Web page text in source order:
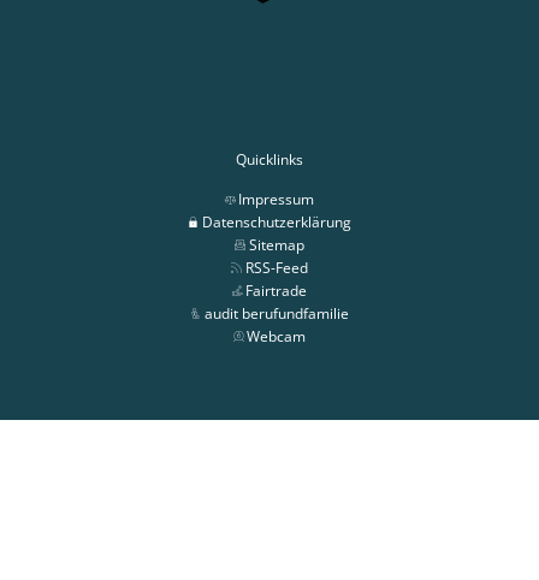
Quicklinks
Impressum
Datenschutzerklärung
Sitemap
RSS-Feed
Fairtrade
audit berufundfamilie
Webcam